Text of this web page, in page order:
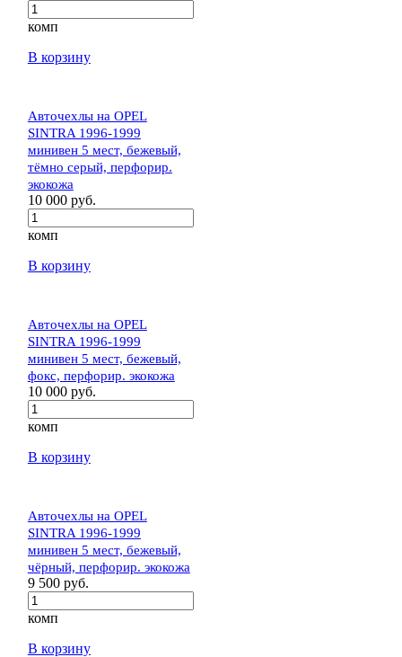
комп
В корзину
Авточехлы на OPEL
SINTRA 1996-1999
минивен 5 мест, бежевый,
тёмно серый, перфорир.
экокожа
10 000 руб.
комп
В корзину
Авточехлы на OPEL
SINTRA 1996-1999
минивен 5 мест, бежевый,
фокс, перфорир. экокожа
10 000 руб.
комп
В корзину
Авточехлы на OPEL
SINTRA 1996-1999
минивен 5 мест, бежевый,
чёрный, перфорир. экокожа
9 500 руб.
комп
В корзину